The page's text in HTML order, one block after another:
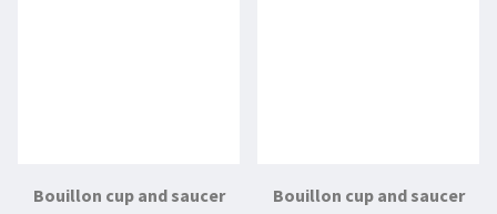
Bouillon cup and saucer Bouillon cup and saucer